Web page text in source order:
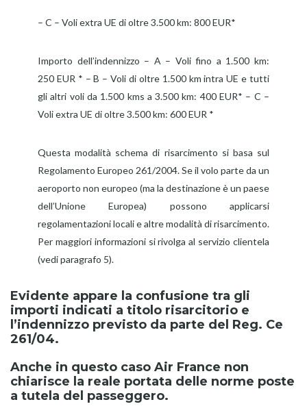
– C – Voli extra UE di oltre 3.500 km: 800 EUR*
Importo dell’indennizzo – A – Voli fino a 1.500 km:
250 EUR * – B – Voli di oltre 1.500 km intra UE e tutti
gli altri voli da 1.500 kms a 3.500 km: 400 EUR* – C –
Voli extra UE di oltre 3.500 km: 600 EUR *
Questa modalità schema di risarcimento si basa sul
Regolamento Europeo 261/2004. Se il volo parte da un
aeroporto non europeo (ma la destinazione è un paese
dell’Unione Europea) possono applicarsi
regolamentazioni locali e altre modalità di risarcimento.
Per maggiori informazioni si rivolga al servizio clientela
(vedi paragrafo 5).
Evidente appare la confusione tra gli
importi indicati a titolo risarcitorio e
l’indennizzo previsto da parte del Reg. Ce
261/04.
Anche in questo caso Air France non
chiarisce la reale portata delle norme poste
a tutela del passeggero.